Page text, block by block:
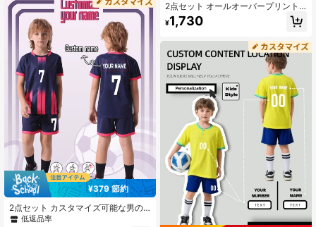
¥379 節約
2点セット カスタマイズ可能な男の
子用速乾半袖アクティブウェアセッ
低返品率
2点セット オールオーバープリント
バーンアウト ボーイズサッカーアウ
トフィット、パーソナライズ名カス
ジ、#7プリントネイビーブルーサッ
カーユニフォーム、スポーツ選手ス
タイル、半袖ショーツセット、ボー
イズガールズスポーツウェア、サイ
クリング、アウトドアランニング、
サッカー、セレブスタイルのサッカ
ーアウトフィットに適しています
¥1,730